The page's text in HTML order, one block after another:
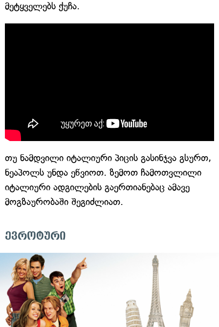
მეტყველებს ქუჩა.
თუ ნამდვილი იტალიური პიცის გასინჯვა გსურთ,
ნეაპოლს უნდა ეწვიოთ. ზემოთ ჩამოთვლილი
იტალიური ადგილების გაერთიანებაც ამავე
მოგზაურობაში შეგიძლიათ.
ევროტური